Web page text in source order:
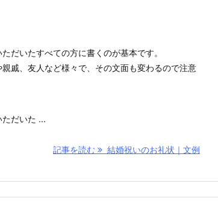
だいたすべての方に書くのが基本です。
戚、友人など様々で、その文面も変わるので注意
だいた ...
記事を読む 結婚祝いのお礼状｜文例